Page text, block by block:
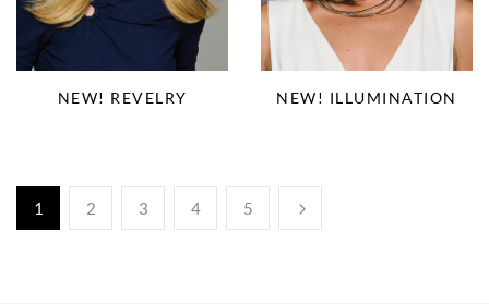
NEW! REVELRY NEW! ILLUMINATION
1 2 3 4 5